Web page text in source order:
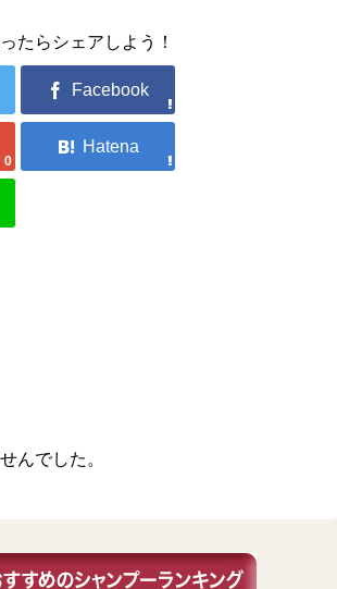
たらシェアしよう！
0
んでした。